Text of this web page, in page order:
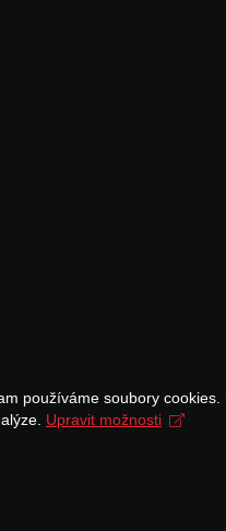
používáme soubory cookies.
Upravit možnosti